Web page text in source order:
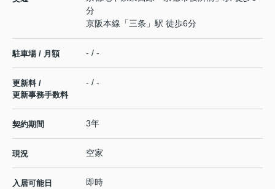
分
京阪本線 「三条 」駅 徒歩6分
駐車場 / 月額 - / -
更新料 /
更新事務手数料
- / -
契約期間 3年
現況 空家
入居可能日 即時